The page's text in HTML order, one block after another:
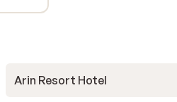
Arin Resort Hotel